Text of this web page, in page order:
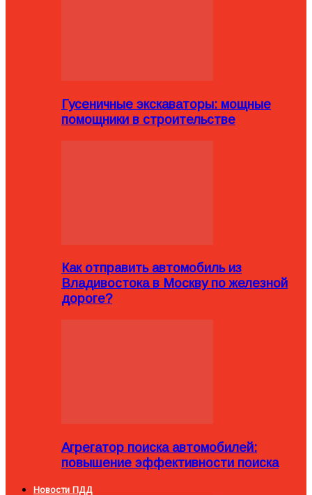
Гусеничные экскаваторы: мощные
помощники в строительстве
Как отправить автомобиль из
Владивостока в Москву по железной
дороге?
Агрегатор поиска автомобилей:
повышение эффективности поиска
Новости ПДД